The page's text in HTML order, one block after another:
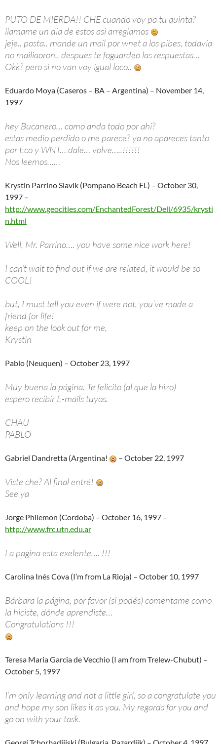
PUTO DE MIERDA!! CHE cuando voy pa tu quinta?
llamame un dia de estos asi arreglamos
jeje.. posta.. mande un mail por wnet a los pibes, todavia
no mailiaoron.. despues te foguardeo las respuestas…
Okk? pero si no van voy igual loco..
Eduardo Moya (Caseros – BA – Argentina) – November 14,
1997
hey Bucanero… como anda todo por ahi?
estas medio perdido o me parece? ya no apareces tanto
por Eco y WNT… dale… volve…..!!!!!!
Nos leemos……
Krystin Parrino Slavik (Pompano Beach FL) – October 30,
1997 –
http://www.geocities.com/EnchantedForest/Dell/6935/krysti
n.html
Well, Mr. Parrino…. you have some nice work here!
I can’t wait to find out if we are related, it would be so
COOL!
but, I must tell you even if were not, you’ve made a
friend for life!
keep on the look out for me,
Krystin
Pablo (Neuquen) – October 23, 1997
Muy buena la página. Te felicito (al que la hizo)
espero recibir E-mails tuyos.
CHAU
PABLO
Gabriel Dandretta (Argentina! – October 22, 1997
Viste che? Al final entré!
See ya
Jorge Philemon (Cordoba) – October 16, 1997 –
http://www.frc.utn.edu.ar
La pagina esta exelente…. !!!
Carolina Inés Cova (I’m from La Rioja) – October 10, 1997
Bárbara la página, por favor (si podés) comentame como
la hiciste, dónde aprendiste…
Congratulations !!!
Teresa Maria Garcia de Vecchio (I am from Trelew-Chubut) –
October 5, 1997
I’m only learning and not a little girl, so a congratulate you
and hope my son likes it as you. My regards for you and
go on with your task.